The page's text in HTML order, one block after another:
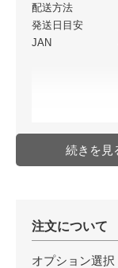
配送方法
発送日目安
JAN
注文について
オプション選択